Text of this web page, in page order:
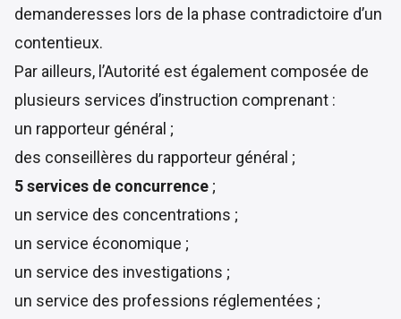
demanderesses lors de la phase contradictoire d’un
contentieux.
Par ailleurs, l’Autorité est également composée de
plusieurs services d’instruction comprenant :
un rapporteur général ;
des conseillères du rapporteur général ;
5 services de concurrence ;
un service des concentrations ;
un service économique ;
un service des investigations ;
un service des professions réglementées ;